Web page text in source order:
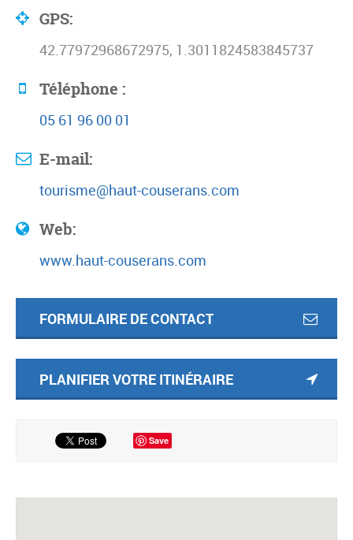
GPS:
42.77972968672975, 1.3011824583845737
Téléphone :
05 61 96 00 01
E-mail:
tourisme@haut-couserans.com
Web:
www.haut-couserans.com
FORMULAIRE DE CONTACT
PLANIFIER VOTRE ITINÉRAIRE
Save